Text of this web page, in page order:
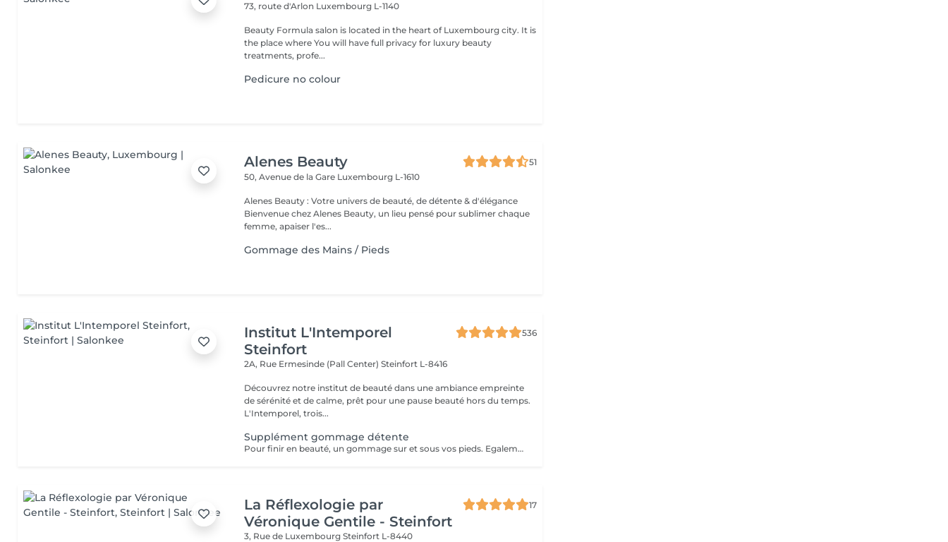
73, route d'Arlon Luxembourg L-1140
Beauty Formula salon is located in the heart of Luxembourg city. It is
the place where You will have full privacy for luxury beauty
treatments, profe...
Pedicure no colour
Alenes Beauty
51
50, Avenue de la Gare Luxembourg L-1610
Alenes Beauty : Votre univers de beauté, de détente & d'élégance
Bienvenue chez Alenes Beauty, un lieu pensé pour sublimer chaque
femme, apaiser l'es...
Gommage des Mains / Pieds
Institut L'Intemporel
Steinfort
536
2A, Rue Ermesinde (Pall Center)Steinfort L-8416
Découvrez notre institut de beauté dans une ambiance empreinte
de sérénité et de calme, prêt pour une pause beauté hors du temps.
L'Intemporel, trois...
Supplément gommage détente
Pour finir en beauté, un gommage sur et sous vos pieds. Egalement entre les orteils. Pour une meilleure pénétration de la crème pieds. Uniquement avec un service de beauté des pieds / pédicure effectué à l'institut le même jour.
La Réflexologie par
Véronique Gentile - Steinfort
17
3, Rue de LuxembourgSteinfort L-8440